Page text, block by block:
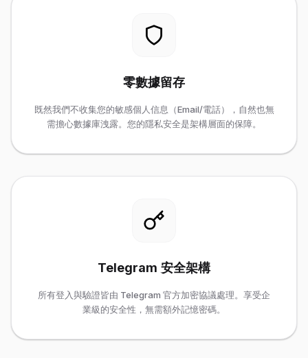
零數據留存
既然我們不收集您的敏感個人信息（Email/電話），自然也無
需擔心數據庫洩露。您的隱私安全是架構層面的保障。
Telegram 安全架構
所有登入與驗證皆由 Telegram 官方加密協議處理。享受企
業級的安全性，無需額外記憶密碼。